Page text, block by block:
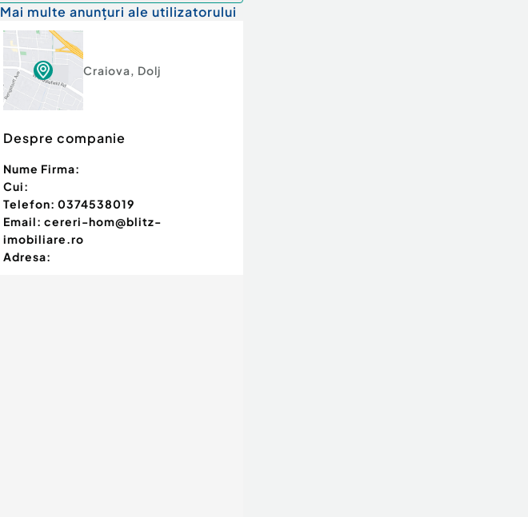
Mai multe anunțuri ale utilizatorului
Craiova, Dolj
Despre companie
Nume Firma:
Cui:
Telefon: 0374538019
Email: cereri-hom@blitz-
imobiliare.ro
Adresa: